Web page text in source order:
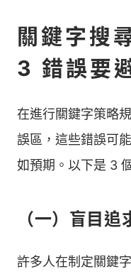
關鍵字搜
3 錯誤要
在進行關鍵字策略
誤區，這些錯誤可
如預期。以下是 3
（一）盲目
許多人在制定關鍵